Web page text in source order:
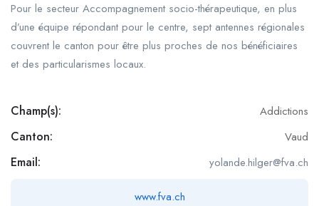
Pour le secteur Accompagnement socio-thérapeutique, en plus
d’une équipe répondant pour le centre, sept antennes régionales
couvrent le canton pour être plus proches de nos bénéficiaires
et des particularismes locaux.
Champ(s): Addictions
Canton: Vaud
Email: yolande.hilger@fva.ch
www.fva.ch